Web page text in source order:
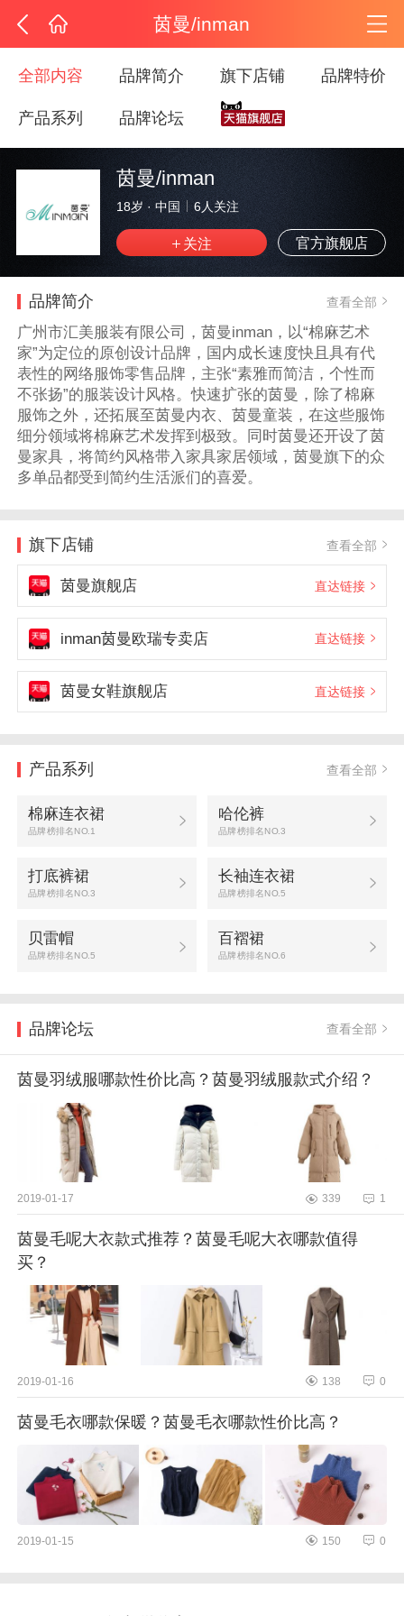
茵曼/inman
全部内容 品牌简介 旗下店铺 品牌特价
产品系列 品牌论坛
茵曼/inman
18岁 · 中国 6人关注
官方旗舰店
品牌简介 查看全部
广州市汇美服装有限公司，茵曼inman，以“棉麻艺术
家”为定位的原创设计品牌，国内成长速度快且具有代
表性的网络服饰零售品牌，主张“素雅而简洁，个性而
不张扬”的服装设计风格。快速扩张的茵曼，除了棉麻
服饰之外，还拓展至茵曼内衣、茵曼童装，在这些服饰
细分领域将棉麻艺术发挥到极致。同时茵曼还开设了茵
曼家具，将简约风格带入家具家居领域，茵曼旗下的众
多单品都受到简约生活派们的喜爱。
旗下店铺 查看全部
茵曼旗舰店 直达链接
inman茵曼欧瑞专卖店 直达链接
茵曼女鞋旗舰店 直达链接
产品系列 查看全部
棉麻连衣裙
品牌榜排名NO.1
哈伦裤
品牌榜排名NO.3
打底裤裙
品牌榜排名NO.3
长袖连衣裙
品牌榜排名NO.5
贝雷帽
品牌榜排名NO.5
百褶裙
品牌榜排名NO.6
品牌论坛 查看全部
茵曼羽绒服哪款性价比高？茵曼羽绒服款式介绍？
2019-01-17 339 1
茵曼毛呢大衣款式推荐？茵曼毛呢大衣哪款值得
买？
2019-01-16 138 0
茵曼毛衣哪款保暖？茵曼毛衣哪款性价比高？
2019-01-15 150 0